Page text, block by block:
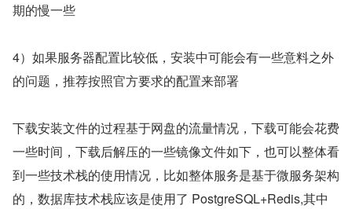
期的慢一些
4）如果服务器配置比较低，安装中可能会有一些意料之外
的问题，推荐按照官方要求的配置来部署
下载安装文件的过程基于网盘的流量情况，下载可能会花费
一些时间，下载后解压的一些镜像文件如下，也可以整体看
到一些技术栈的使用情况，比如整体服务是基于微服务架构
的，数据库技术栈应该是使用了 PostgreSQL+Redis,其中